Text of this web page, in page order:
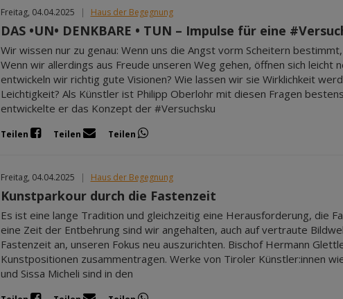
Freitag, 04.04.2025 | Haus der Begegnung
DAS •UN• DENKBARE • TUN – Impulse für eine
Wir wissen nur zu genau: Wenn uns die Angst vorm Scheitern
Wenn wir allerdings aus Freude unseren Weg gehen, öffnen sich leicht
entwickeln wir richtig gute Visionen? Wie lassen wir sie Wirklichkeit
Leichtigkeit? Als Künstler ist Philipp Oberlohr mit diesen Fragen
entwickelte er das Konzept der #Versuchsku
Teilen Teilen Teilen
Freitag, 04.04.2025 | Haus der Begegnung
Kunstparkour durch die Fastenzeit
Es ist eine lange Tradition und gleichzeitig eine Herausforderung, die
eine Zeit der Entbehrung sind wir angehalten, auch auf vertraute
Fastenzeit an, unseren Fokus neu auszurichten. Bischof Hermann
Kunstpositionen zusammentragen. Werke von Tiroler Künstler:innen
und Sissa Micheli sind in den